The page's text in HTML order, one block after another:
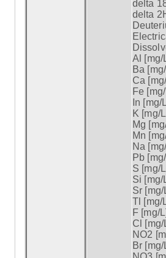
delta
delta
Al [mg/
Ba
Ca
Fe
In [mg/
K [mg/
Mg
Mn
Na
Pb
S [mg/
Si [mg/
Sr [mg/
Tl [mg/
F [mg/
Cl [mg/
NO2
Br [mg/